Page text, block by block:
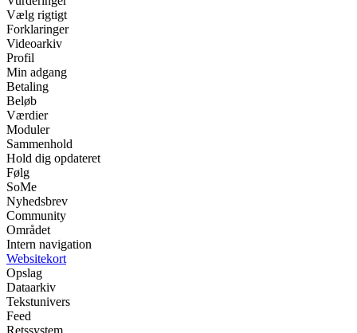
Vælg rigtigt
Forklaringer
Videoarkiv
Profil
Min adgang
Betaling
Beløb
Værdier
Moduler
Sammenhold
Hold dig opdateret
Følg
SoMe
Nyhedsbrev
Community
Området
Intern navigation
Websitekort
Opslag
Dataarkiv
Tekstunivers
Feed
Retssystem